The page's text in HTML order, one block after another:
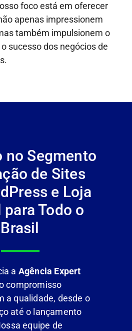
foco está em oferecer
apenas impressionem
também impulsionem o
sucesso dos negócios de
no Segmento
de Sites
e Loja
Todo o
Brasil
a Agência Expert
compromisso
a qualidade, desde o
até o lançamento
equipe de